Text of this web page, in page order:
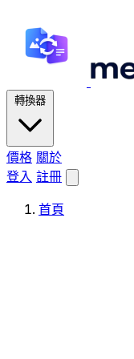
轉換器
價格 關於
登入 註冊
首頁